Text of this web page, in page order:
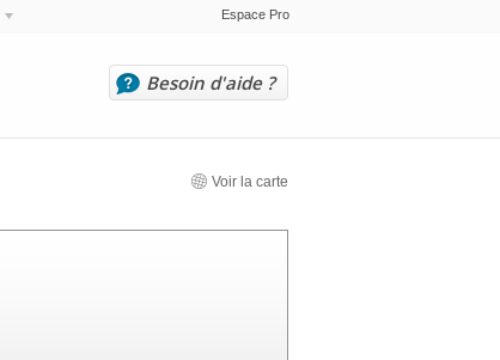
Espace Pro
Besoin d'aide ?
Voir la carte